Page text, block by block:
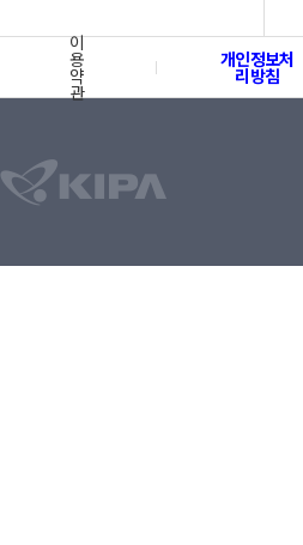
이
용
약
관
개인정보처
리방침